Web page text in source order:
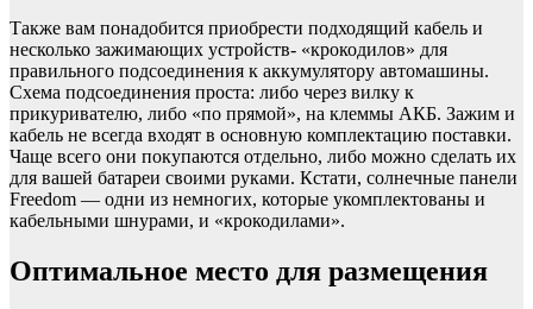
Также вам понадобится приобрести подходящий кабель и
несколько зажимающих устройств- «крокодилов» для
правильного подсоединения к аккумулятору автомашины.
Схема подсоединения проста: либо через вилку к
прикуривателю, либо «по прямой», на клеммы АКБ. Зажим и
кабель не всегда входят в основную комплектацию поставки.
Чаще всего они покупаются отдельно, либо можно сделать их
для вашей батареи своими руками. Кстати, солнечные панели
Freedom — одни из немногих, которые укомплектованы и
кабельными шнурами, и «крокодилами».
Оптимальное место для размещения